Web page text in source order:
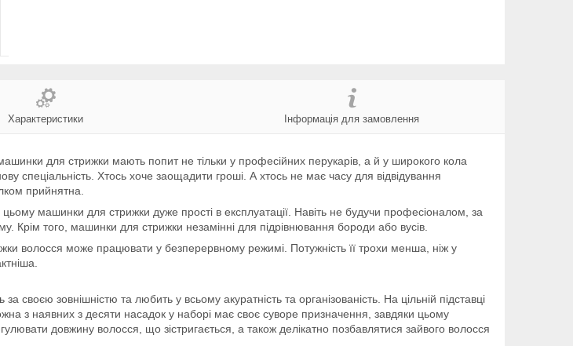
Характеристики Інформація для замовлення
для стрижки мають попит не тільки у професійних перукарів, а й у широкого кола
спеціальність. Хтось хоче заощадити гроші. А хтось не має часу для відвідування
прийнятна.
машинки для стрижки дуже прості в експлуатації. Навіть не будучи професіоналом, за
Крім того, машинки для стрижки незамінні для підрівнювання бороди або вусів.
волосся може працювати у безперервному режимі. Потужність її трохи менша, ніж у
зовнішністю та любить у всьому акуратність та організованість. На цільній підставці
з наявних з десяти насадок у наборі має своє суворе призначення, завдяки цьому
довжину волосся, що зістригається, а також делікатно позбавлятися зайвого волосся